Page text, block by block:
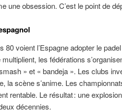
une obsession. C’est le point de
80 voient l’Espagne adopter le
les fédérations
» et « bandeja ». Les clubs
la scène s’anime. Les
rentable. Le résultat : une
décennies.